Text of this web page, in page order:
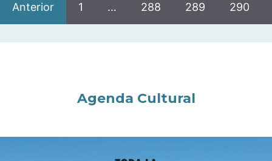
Anterior 1 … 288 289 290
Agenda Cultural